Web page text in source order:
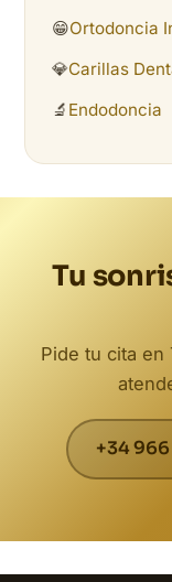
😁Ortodoncia
💎Carillas
🔬 Endodoncia
Tu
Pide tu cita en
+34